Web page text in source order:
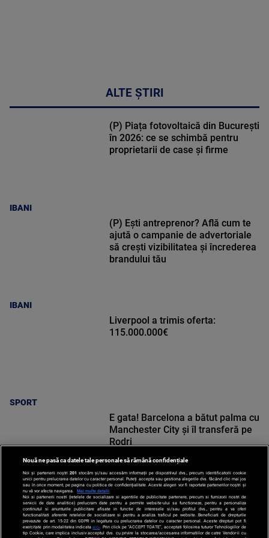
ALTE ȘTIRI
IBANI
(P) Piața fotovoltaică din București
în 2026: ce se schimbă pentru
proprietarii de case și firme
IBANI
(P) Ești antreprenor? Află cum te
ajută o campanie de advertoriale
să crești vizibilitatea și încrederea
brandului tău
SPORT
Liverpool a trimis oferta:
115.000.000€
SPORT
E gata! Barcelona a bătut palma cu
Manchester City și îl transferă pe
Rodri
Nouă ne pasă ca datele tale personale să rămână confidențiale
Noi și partenerii noștri 201 stocăm și/sau accesăm informații pe dispozitivul dvs., precum identificatorii cookie
unici pentru prelucrarea datelor cu caracter personal. Puteți accepta sau gestiona alegerile dvs. făcând clic mai jos
sau în orice moment, pe pagina cu politica de confidențialitate. Aceste alegeri vor fi raportate partenerilor noștri și
nu vă vor afecta navigarea.
Mai multe detalii
Noi si partenerii nostri (retelele de socializare si agentiile de publicitate partenere, precum si furnizorii nostri de
servicii de date analitice) prelucram date pentru a permite website-ului sa functioneze, pentru a personaliza
continutul si anunturile publicitare afisate in functie de interesele si/sau profilul dvs., pentru a va oferi
functionalitati aferente retelelor de socializare si pentru a analiza traficul pe website. Beneficiati de drepturile
prevazute de art. 15-22 din GDPR in legatura cu prelucrarea datelor cu caracter personal. Aceste drepturi pot fi
exercitate prin modalitatea indicataaici . Prin click pe “ACCEPT TOATE”, acceptati folosirea tuturor Tehnologiilor de
tip Cookie, care implica inclusiv acceptul dvs. cu privire la stocarea/accesarea informatiilor de catre Vendor-ii cu